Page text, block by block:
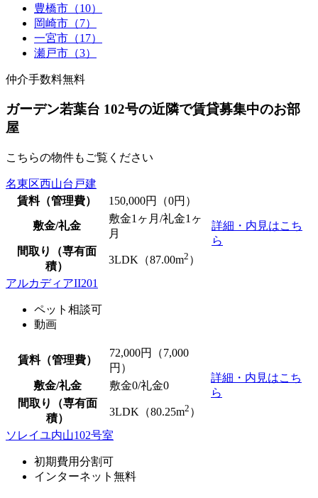
豊橋市（10）
岡崎市（7）
一宮市（17）
瀬戸市（3）
仲介手数料無料
ガーデン若葉台 102号の近隣で賃貸募集中のお部
屋
こちらの物件もご覧ください
名東区西山台戸建
賃料（管理費）
150,000円（0円）
詳細・内見はこち
ら
敷金/礼金
敷金1ヶ月/礼金1ヶ
月
間取り（専有面
積）
3LDK（87.00m2 ）
アルカディアII201
ペット相談可
動画
賃料（管理費）
72,000円（7,000
円）
詳細・内見はこち
ら
敷金/礼金 敷金0/礼金0
間取り（専有面
積）
3LDK（80.25m2 ）
ソレイユ内山102号室
初期費用分割可
インターネット無料